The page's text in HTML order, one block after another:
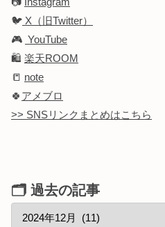
🐦 X（旧Twitter）
🎮 YouTube
🛍️ 楽天ROOM
📒 note
🍀アメブロ
>> SNSリンクまとめはこちら
🗂 過去の記事